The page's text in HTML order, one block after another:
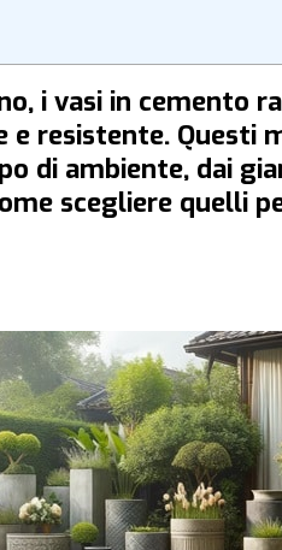
i vasi in cemento
e resistente. Questi
di ambiente, dai
scegliere quelli